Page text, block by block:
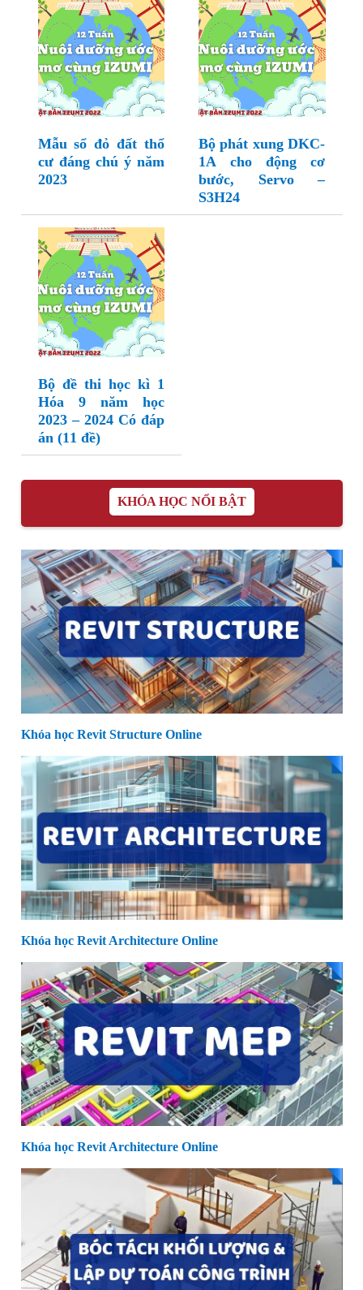
Mẫu sổ đỏ đất thổ
cư đáng chú ý năm
2023
Bộ phát xung DKC-
1A cho động cơ
bước, Servo –
S3H24
Bộ đề thi học kì 1
Hóa 9 năm học
2023 – 2024 Có đáp
án (11 đề)
KHÓA HỌC NỔI BẬT
Khóa học Revit Structure Online
Khóa học Revit Architecture Online
Khóa học Revit Architecture Online